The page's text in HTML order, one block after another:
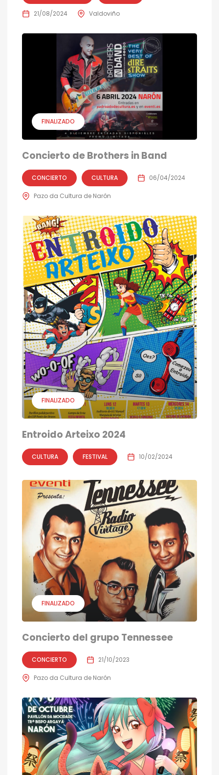
21/08/2024 Valdoviño
FINALIZADO
Concierto de Brothers in Band
CONCIERTO CULTURA 06/04/2024
Pazo da Cultura de Narón
FINALIZADO
Entroido Arteixo 2024
CULTURA FESTIVAL 10/02/2024
FINALIZADO
Concierto del grupo Tennessee
CONCIERTO 21/10/2023
Pazo da Cultura de Narón